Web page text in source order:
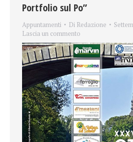
Portfolio sul Po”
Appuntamenti Di Redazione
Lascia un commento